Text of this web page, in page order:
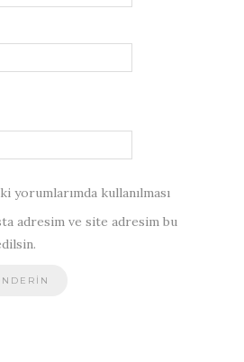
yorumlarımda kullanılması
adresim ve site adresim bu